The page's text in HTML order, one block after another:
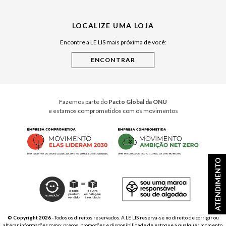
ATENDIMENTO
Cuidados Casa
LOCALIZE UMA LOJA
Encontre a LE LIS mais próxima de você:
Fazemos parte do Pacto Global da ONU
e estamos comprometidos com os movimentos
© Copyright 2026- Todos os direitos reservados. A LE LIS reserva-se no direito de corrigir ou